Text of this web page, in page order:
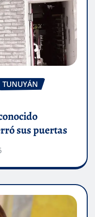
TUNUYÁN
sus puertas